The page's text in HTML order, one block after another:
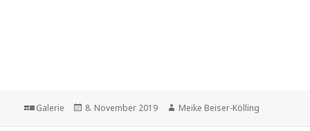
Format
Galerie
Veröffentlicht
8. November 2019 Autor
Meike Beiser-Kölling